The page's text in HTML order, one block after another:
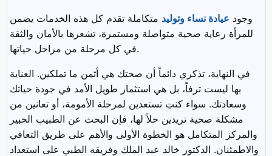
وجود عيادة نساء وتوليد متكاملة تقدم كل هذه الخدمات يضمن
للمرأة رعاية صحية متواصلة ومستمرة، تشعرها بالأمان والثقة
في كل مرحلة من مراحل حياتها.
في النهاية، تذكري دائماً أن صحتك هي أثمن ما تملكين. العناية
بها ليست ترفاً، بل هي استثمار طويل الأمد في جودة حياتك
وسعادتك. سواء كنتِ تستعدين لمرحلة الأمومة، أو تعانين من
مشكلة صحية تريدين حلاً لها، فإن البحث عن الطبيب الخبير
والمركز المتكامل هو الخطوة الأولى والأهم على طريق التعافي
والاطمئنان. الدكتور خالد عبد الملك وفريقه الطبي على استعداد